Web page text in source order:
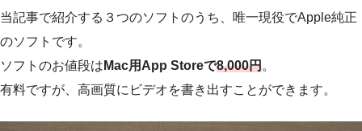
当記事で紹介する３つのソフトのうち、唯一現役でApple純正
のソフトです。
ソフトのお値段は Mac用App Storeで8,000円。
有料ですが、高画質にビデオを書き出すことができます。